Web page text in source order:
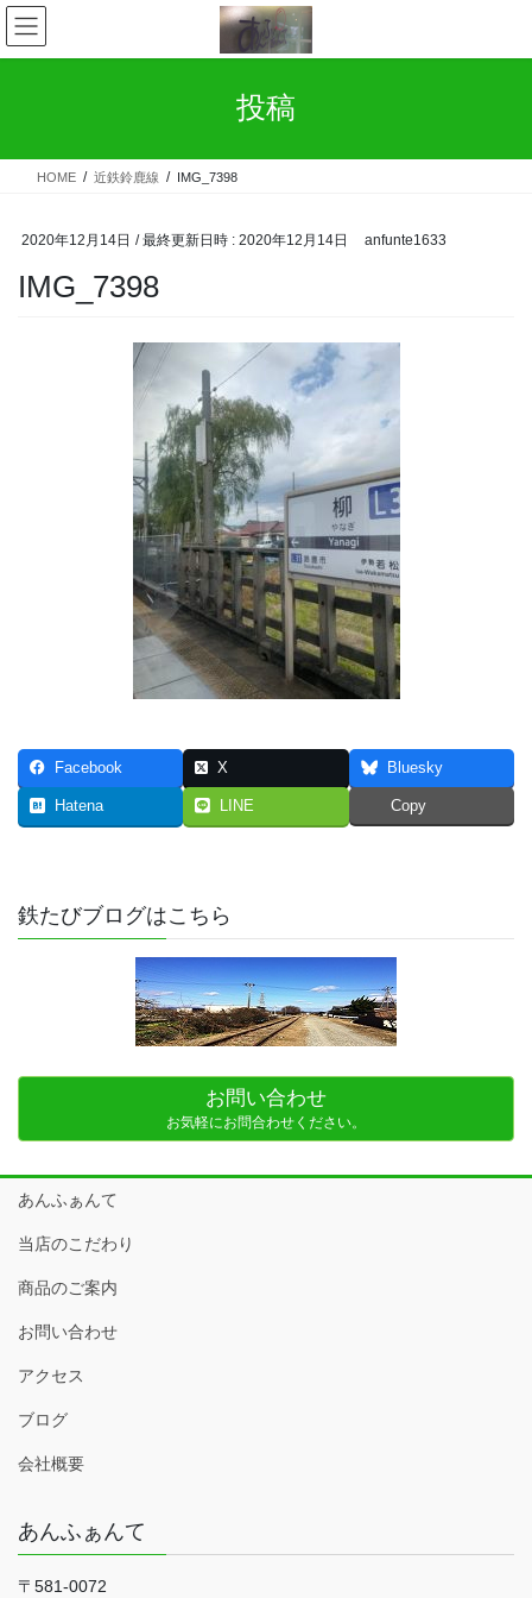
コ
ン
テ
ス
ナ
ビ
ゲ
ン
投稿
HOME 近鉄鈴鹿線 IMG_7398
2020年12月14日 / 最終更新日時 : 2020年12月14日 anfunte1633
IMG_7398
Facebook X Bluesky
Hatena LINE Copy
鉄たびブログはこちら
お問い合わせ
お気軽にお問合わせください。
あんふぁんて
当店のこだわり
商品のご案内
お問い合わせ
アクセス
ブログ
会社概要
あんふぁんて
〒581-0072